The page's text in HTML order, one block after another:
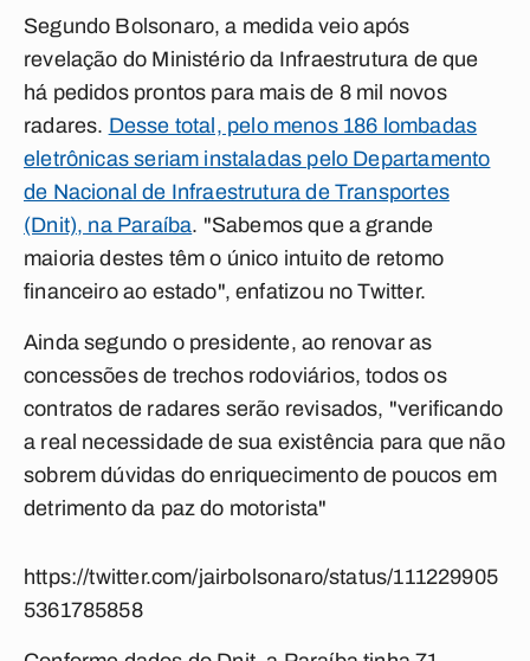
Segundo Bolsonaro, a medida veio após
revelação do Ministério da Infraestrutura de que
há pedidos prontos para mais de 8 mil novos
radares. Desse total, pelo menos 186 lombadas
eletrônicas seriam instaladas pelo Departamento
de Nacional de Infraestrutura de Transportes
(Dnit), na Paraíba. "Sabemos que a grande
maioria destes têm o único intuito de retomo
financeiro ao estado", enfatizou no Twitter.
Ainda segundo o presidente, ao renovar as
concessões de trechos rodoviários, todos os
contratos de radares serão revisados, "verificando
a real necessidade de sua existência para que não
sobrem dúvidas do enriquecimento de poucos em
detrimento da paz do motorista"
https://twitter.com/jairbolsonaro/status/111229905
5361785858